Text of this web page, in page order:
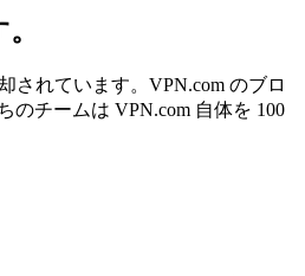
されています。VPN.com のブロ
チームは VPN.com 自体を 100